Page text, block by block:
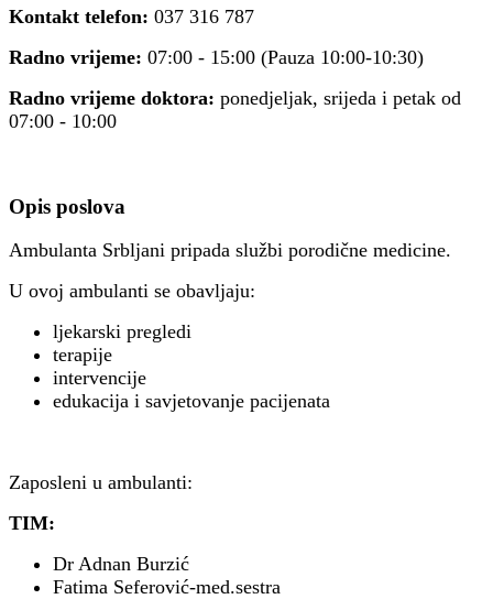
Kontakt telefon: 037 316 787
Radno vrijeme: 07:00 - 15:00 (Pauza 10:00-10:30)
Radno vrijeme doktora: ponedjeljak, srijeda i petak od
07:00 - 10:00
Opis poslova
Ambulanta Srbljani pripada službi porodične medicine.
U ovoj ambulanti se obavljaju:
ljekarski pregledi
terapije
intervencije
edukacija i savjetovanje pacijenata
Zaposleni u ambulanti:
TIM:
Dr Adnan Burzić
Fatima Seferović-med.sestra